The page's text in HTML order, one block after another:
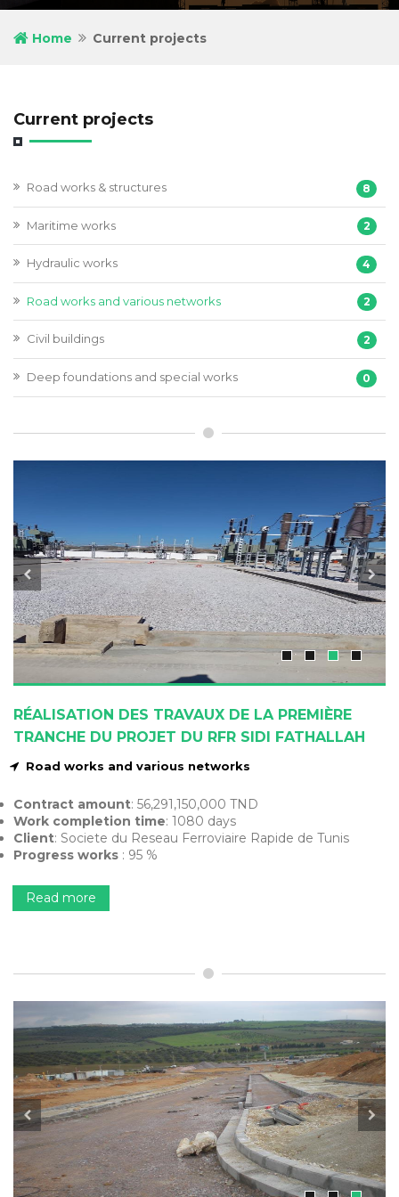
Home Current projects
Current projects
Road works & structures 8
Maritime works 2
Hydraulic works 4
Road works and various networks 2
Civil buildings 2
Deep foundations and special works 0
RÉALISATION DES TRAVAUX DE LA PREMIÈRE
TRANCHE DU PROJET DU RFR SIDI FATHALLAH
Road works and various networks
Contract amount: 56,291,150,000 TND
Work completion time: 1080 days
Client: Societe du Reseau Ferroviaire Rapide de Tunis
Progress works : 95 %
Read more